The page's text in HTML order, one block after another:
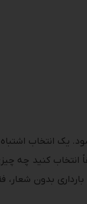
انتخاب اشتباه
انتخاب کنید چه
بدون